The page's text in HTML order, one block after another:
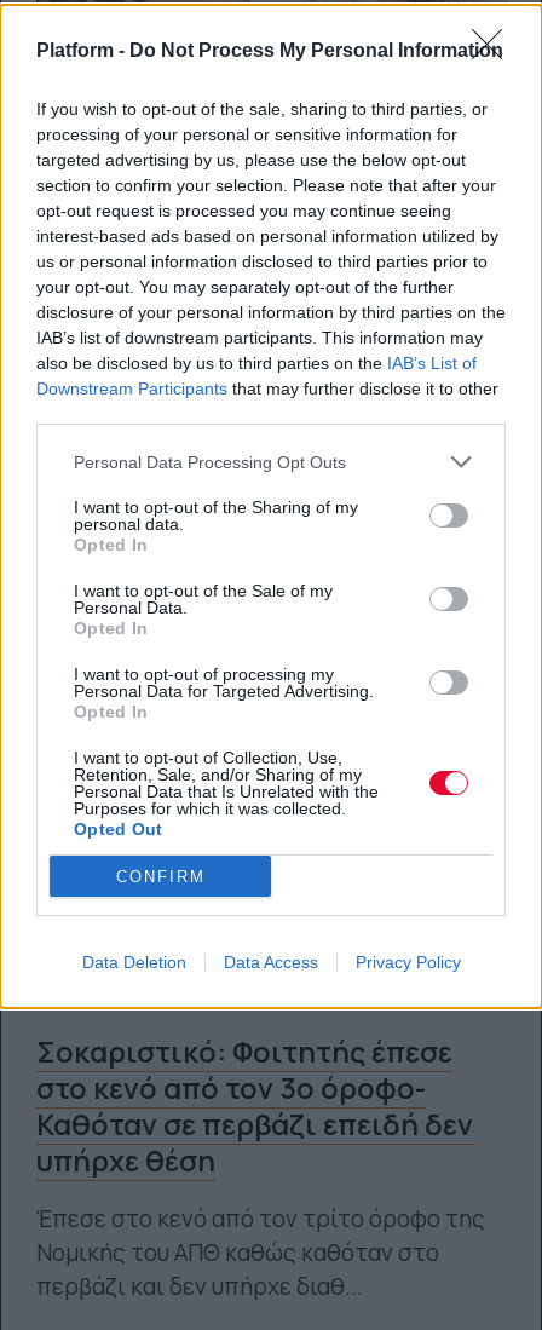
Platform - Do Not Process My Personal Information
If you wish to opt-out of the sale, sharing to third parties, or
processing of your personal or sensitive information for
targeted advertising by us, please use the below opt-out
section to confirm your selection. Please note that after your
opt-out request is processed you may continue seeing
interest-based ads based on personal information utilized by
us or personal information disclosed to third parties prior to
your opt-out. You may separately opt-out of the further
disclosure of your personal information by third parties on the
IAB’s list of downstream participants. This information may
also be disclosed by us to third parties on the IAB’s List of
Downstream Participants that may further disclose it to other
Personal Data Processing Opt Outs
I want to opt-out of the Sharing of my
personal data.
Opted In
I want to opt-out of the Sale of my
Personal Data.
Opted In
I want to opt-out of processing my
Personal Data for Targeted Advertising.
Opted In
I want to opt-out of Collection, Use,
Retention, Sale, and/or Sharing of my
Personal Data that Is Unrelated with the
Purposes for which it was collected.
Opted Out
CONFIRM
Data Deletion Data Access Privacy Policy
Πανελλαδικές 2023: Αλλαγές στην
εξέταση και βαθμολόγηση που θα
επηρεάσουν τις βαθμολογίες των
υποψηφίων και τις βάσεις
εισαγωγής
Οι αλλαγές στη βαθμολόγηση των
Γλώσσας και Λογοτεχνίας Γενικής Πα...
Ναταλία Πετρίτη
Σοκαριστικό: Φοιτητής έπεσε
στο κενό από τον 3ο όροφο-
Καθόταν σε περβάζι επειδή δεν
υπήρχε θέση
Έπεσε στο κενό από τον τρίτο όροφο της
Νομικής του ΑΠΘ καθώς καθόταν στο
περβάζι και δεν υπήρχε διαθ...